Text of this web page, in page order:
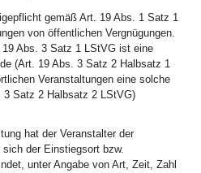
gemäß Art. 19 Abs. 1 Satz 1
von öffentlichen Vergnügungen.
19 Abs. 3 Satz 1 LStVG ist eine
(Art. 19 Abs. 3 Satz 2 Halbsatz 1
Veranstaltungen eine solche
Satz 2 Halbsatz 2 LStVG)
hat der Veranstalter der
der Einstiegsort bzw.
unter Angabe von Art, Zeit, Zahl